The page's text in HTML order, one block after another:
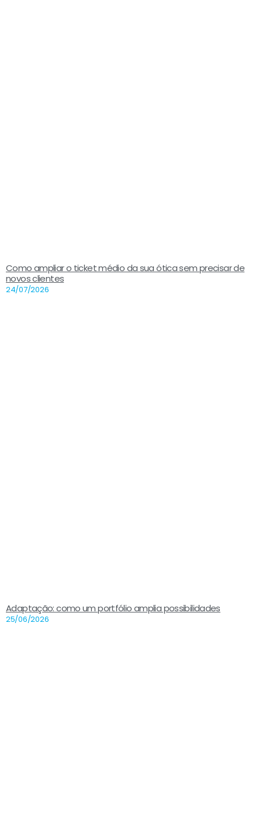
Como ampliar o ticket médio da sua ótica sem precisar de
novos clientes
24/07/2026
Adaptação: como um portfólio amplia possibilidades
25/06/2026